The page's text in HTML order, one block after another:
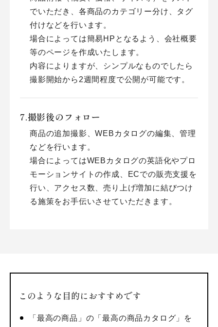
でいただき、各商品のカテゴリー分け、タグ
付けなどを行います。
場合によっては簡易HPとなるよう、会社概要
等のページを作成いたします。
内容によりますが、シンプルなものでしたら
撮影開始から2週間程度で公開が可能です。
撮影後のフォロー
商品の追加撮影、WEBカタログの編集、管理
などを行います。
場合によってはWEBカタログの英語化やプロ
モーションサイトの作成、ECでの販売支援を
行い、アクセス数、売り上げ増加に結びつけ
る施策をお手伝いさせていただきます。
このような目的におすすめです
「最高の商品」の「最高の商品カタログ」を